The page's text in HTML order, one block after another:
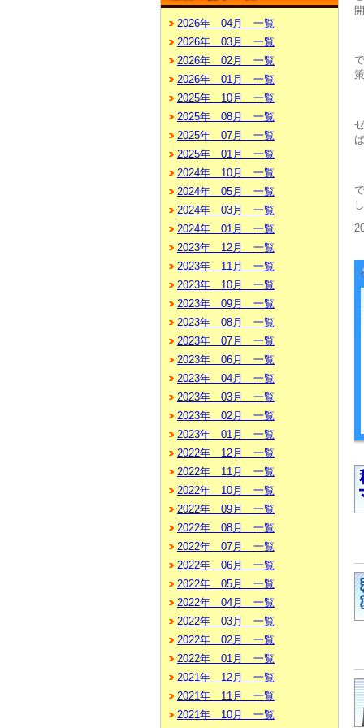
2026年 04月 一覧
2026年 03月 一覧
2026年 02月 一覧
2026年 01月 一覧
2025年 10月 一覧
2025年 08月 一覧
2025年 07月 一覧
2025年 01月 一覧
2024年 10月 一覧
2024年 05月 一覧
2024年 03月 一覧
2024年 01月 一覧
2023年 12月 一覧
2023年 11月 一覧
2023年 10月 一覧
2023年 09月 一覧
2023年 08月 一覧
2023年 07月 一覧
2023年 06月 一覧
2023年 04月 一覧
2023年 03月 一覧
2023年 02月 一覧
2023年 01月 一覧
2022年 12月 一覧
2022年 11月 一覧
2022年 10月 一覧
2022年 09月 一覧
2022年 08月 一覧
2022年 07月 一覧
2022年 06月 一覧
2022年 05月 一覧
2022年 04月 一覧
2022年 03月 一覧
2022年 02月 一覧
2022年 01月 一覧
2021年 12月 一覧
2021年 11月 一覧
2021年 10月 一覧